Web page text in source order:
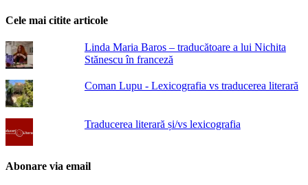
Cele mai citite articole
Linda Maria Baros – traducătoare a lui Nichita
Stănescu în franceză
Coman Lupu - Lexicografia vs traducerea literară
Traducerea literară și/vs lexicografia
Abonare via email